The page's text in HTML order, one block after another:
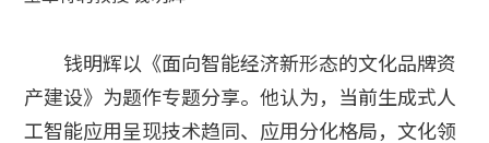
钱明辉以《面向智能经济新形态的文化品牌资
产建设》为题作专题分享。他认为，当前生成式人
工智能应用呈现技术趋同、应用分化格局，文化领